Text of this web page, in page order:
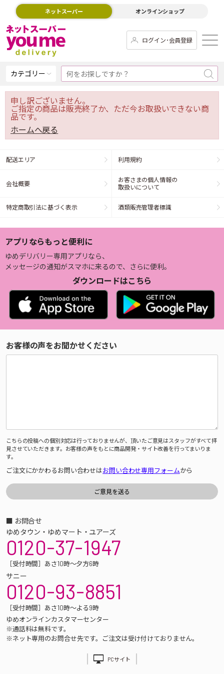
ネットスーパー オンラインショップ
ログイン･会員登録
カテゴリー
申し訳ございません。
ご指定の商品は販売終了か、ただ今お取扱いできない商
品です。
ホームへ戻る
配送エリア 利用規約
会社概要
お客さまの個人情報の
取扱いについて
特定商取引法に基づく表示 酒類販売管理者標識
アプリならもっと便利に
ゆめデリバリー専用アプリなら、
メッセージの通知がスマホに来るので、さらに便利。
ダウンロードはこちら
お客様の声をお聞かせください
こちらの投稿への個別対応は行っておりませんが、頂いたご意見はスタッフがすべて拝
見させていただきます。お客様の声をもとに商品開発・サイト改善を行ってまいりま
す。
ご注文にかかわるお問い合わせはお問い合わせ専用フォームから
■ お問合せ
ゆめタウン・ゆめマート・ユアーズ
0120-37-1947
［受付時間］あさ10時～夕方6時
サニー
0120-93-8851
［受付時間］あさ10時～よる9時
ゆめオンラインカスタマーセンター
※通話料は無料です。
※ネット専用のお問合せ先です。ご注文は受け付けておりません。
PCサイト